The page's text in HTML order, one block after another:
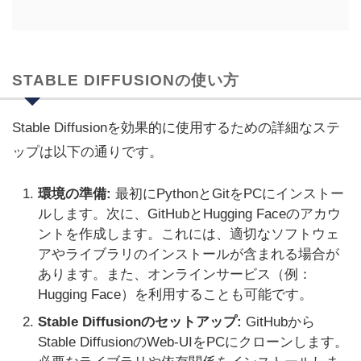
STABLE DIFFUSIONの使い方
Stable Diffusionを効果的に使用するための詳細なステ
ップは以下の通りです。
環境の準備: 最初にPythonとGitをPCにインストー
ルします。次に、GitHubとHugging Faceのアカウ
ントを作成します。これには、適切なソフトウェ
アやライブラリのインストールが含まれる場合が
あります。また、オンラインサービス（例：
Hugging Face）を利用することも可能です。
Stable Diffusionのセットアップ: GitHubから
Stable DiffusionのWeb-UIをPCにクローンします。